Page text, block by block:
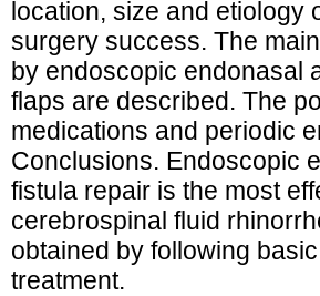
location, size and etiology
surgery success. The
by endoscopic endonasal
flaps are described. The
medications and periodic
Conclusions. Endoscopic
fistula repair is the most
cerebrospinal fluid
obtained by following
treatment.